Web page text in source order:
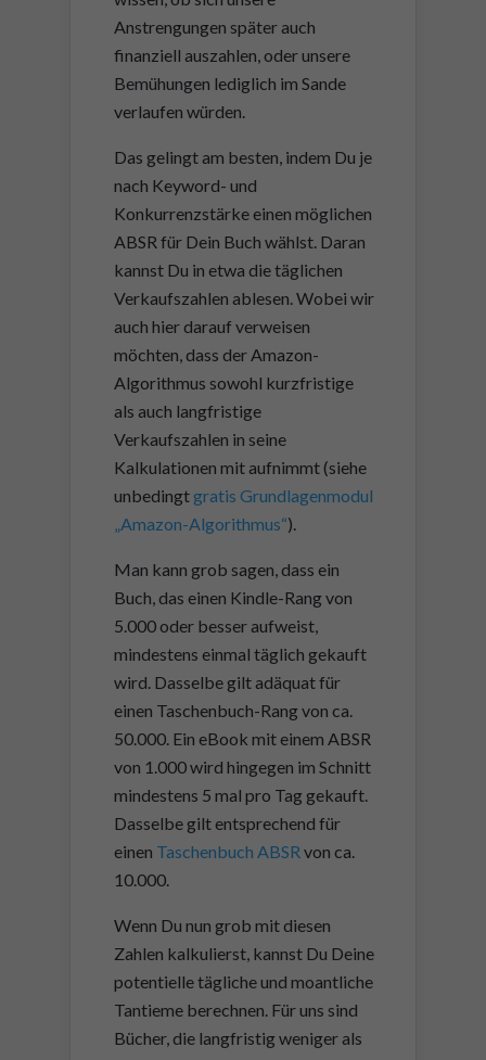
Anstrengungen später auch
finanziell auszahlen, oder unsere
Bemühungen lediglich im Sande
verlaufen würden.
Das gelingt am besten, indem Du je
nach Keyword- und
Konkurrenzstärke einen möglichen
ABSR für Dein Buch wählst. Daran
kannst Du in etwa die täglichen
Verkaufszahlen ablesen. Wobei wir
auch hier darauf verweisen
möchten, dass der Amazon-
Algorithmus sowohl kurzfristige
als auch langfristige
Verkaufszahlen in seine
Kalkulationen mit aufnimmt (siehe
unbedingtgratis Grundlagenmodul
„Amazon-Algorithmus“).
Man kann grob sagen, dass ein
Buch, das einen Kindle-Rang von
5.000 oder besser aufweist,
mindestens einmal täglich gekauft
wird. Dasselbe gilt adäquat für
einen Taschenbuch-Rang von ca.
50.000. Ein eBook mit einem ABSR
von 1.000 wird hingegen im Schnitt
mindestens 5 mal pro Tag gekauft.
Dasselbe gilt entsprechend für
einen Taschenbuch ABSR von ca.
10.000.
Wenn Du nun grob mit diesen
Zahlen kalkulierst, kannst Du Deine
potentielle tägliche und moantliche
Tantieme berechnen. Für uns sind
Bücher, die langfristig weniger als